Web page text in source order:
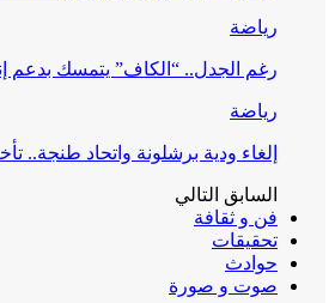
رياضة
رغم الجدل.. “الكاف” يتمسك بدعم
رياضة
إلغاء ودية برشلونة واتحاد طنجة..
السابق التالي
فن و ثقافة
تحقيقات
حوادث
صوت و صورة